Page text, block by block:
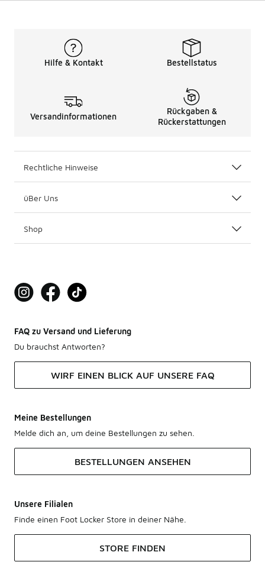
Hilfe & Kontakt Bestellstatus
Versandinformationen
Rückgaben &
Rückerstattungen
Rechtliche Hinweise
üBer Uns
Shop
FAQ zu Versand und Lieferung
Du brauchst Antworten?
WIRF EINEN BLICK AUF UNSERE FAQ
Meine Bestellungen
Melde dich an, um deine Bestellungen zu sehen.
BESTELLUNGEN ANSEHEN
Unsere Filialen
Finde einen Foot Locker Store in deiner Nähe.
STORE FINDEN